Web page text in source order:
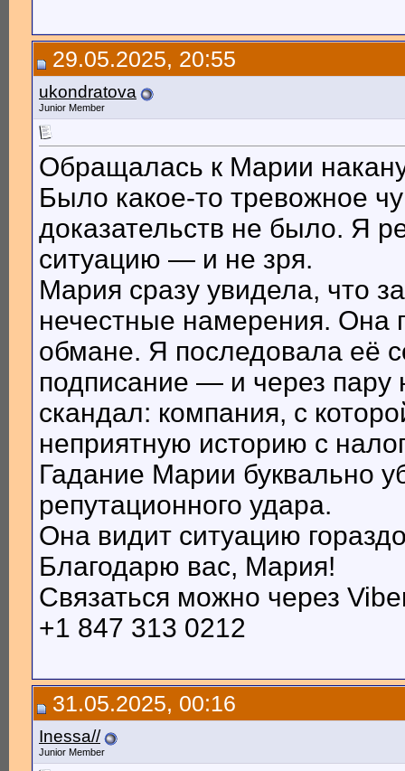
29.05.2025, 20:55
ukondratova
Junior Member
Обращалась к Марии
Было какое-то тревожное
доказательств не было. Я
ситуацию — и не зря.
Мария сразу увидела, что
нечестные намерения. Она
обмане. Я последовала её
подписание — и через
скандал: компания, с
неприятную историю с
Гадание Марии буквально
репутационного удара.
Она видит ситуацию
Благодарю вас, Мария!
Связаться можно через
+1 847 313 0212
31.05.2025, 00:16
Inessa//
Junior Member